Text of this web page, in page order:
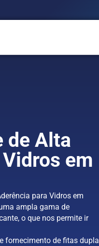
de Alta
em
para Vidros em
ampla gama de
o que nos permite ir
fornecimento de fitas dupla